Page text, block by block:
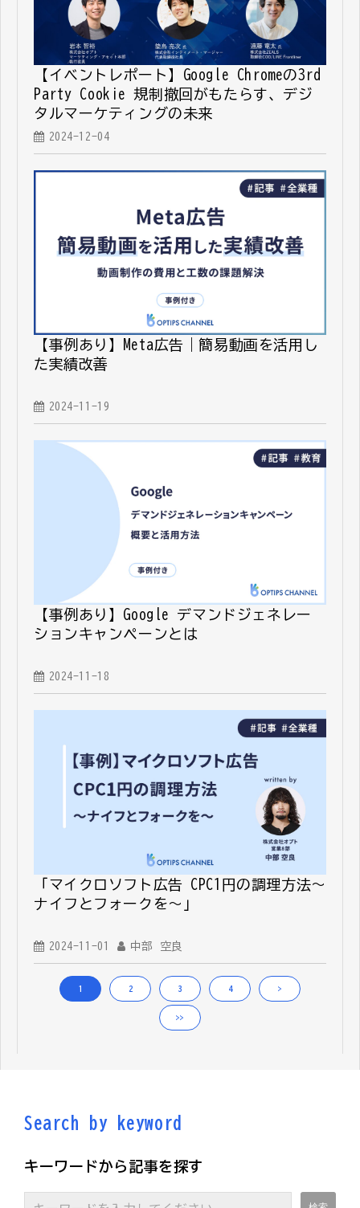
【イベントレポート】Google Chromeの3rd
Party Cookie 規制撤回がもたらす、デジ
タルマーケティングの未来
2024-12-04
【事例あり】Meta広告｜簡易動画を活用し
た実績改善
2024-11-19
【事例あり】Google デマンドジェネレー
ションキャンペーンとは
2024-11-18
「マイクロソフト広告 CPC1円の調理方法～
ナイフとフォークを～」
2024-11-01 中部 空良
1 2 3 4 >
>>
Search by keyword
キーワードから記事を探す